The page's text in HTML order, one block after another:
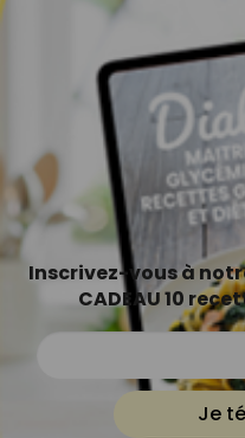
Inscrivez-vous à
CADEAU 10
Je